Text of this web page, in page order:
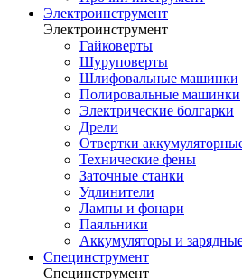
Электроинструмент
Электроинструмент
Гайковерты
Шуруповерты
Шлифовальные машинки
Полировальные машинки
Электрические болгарки
Дрели
Отвертки
Технические фены
Заточные станки
Удлинители
Лампы и фонари
Паяльники
Аккумуляторы и
Специнструмент
Специнструмент